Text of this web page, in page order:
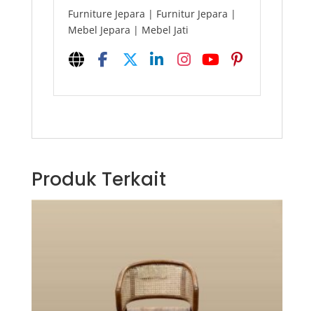
Furniture Jepara | Furnitur Jepara |
Mebel Jepara | Mebel Jati
Produk Terkait